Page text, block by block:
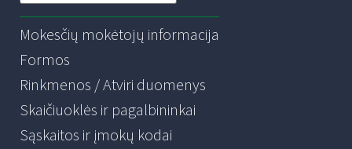
Mokesčių mokėtojų informacija
Formos
Rinkmenos / Atviri duomenys
Skaičiuoklės ir pagalbininkai
Sąskaitos ir įmokų kodai